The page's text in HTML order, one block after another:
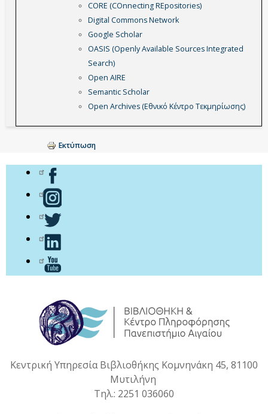
CORE (COnnecting REpositories)
Digital Commons Network
Google Scholar
OASIS (Openly Available Sources Integrated
Search)
Open AIRE
Semantic Scholar
Open Archives (Εθνικό Κέντρο Τεκμηρίωσης)
Εκτύπωση
Κεντρική Υπηρεσία Βιβλιοθήκης Κομνηνάκη 45, 81100
Μυτιλήνη
Τηλ.: 2251 036060